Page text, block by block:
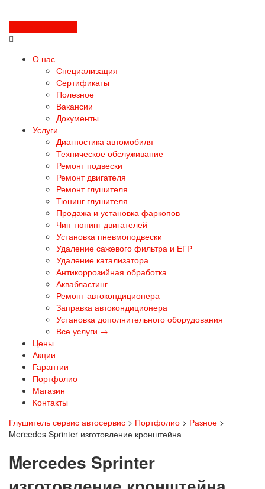
О нас
Специализация
Сертификаты
Полезное
Вакансии
Документы
Услуги
Диагностика автомобиля
Техническое обслуживание
Ремонт подвески
Ремонт двигателя
Ремонт глушителя
Тюнинг глушителя
Продажа и установка фаркопов
Чип-тюнинг двигателей
Установка пневмоподвески
Удаление сажевого фильтра и ЕГР
Удаление катализатора
Антикоррозийная обработка
Аквабластинг
Ремонт автокондиционера
Заправка автокондиционера
Установка дополнительного оборудования
Все услуги →
Цены
Акции
Гарантии
Портфолио
Магазин
Контакты
Глушитель сервис автосервис > Портфолио > Разное >
Mercedes Sprinter изготовление кронштейна
Mercedes Sprinter